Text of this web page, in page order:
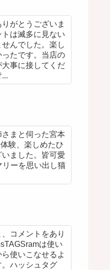
がとうございま
は滅多に見ない
んでした。楽し
たです。当店の
事に接してくだ
まと伺った宮本
験、楽しめたひ
ました。皆可愛
ーを思い出し猫
コメントをあり
は使い
使いこなせるよ
ハッシュタグ